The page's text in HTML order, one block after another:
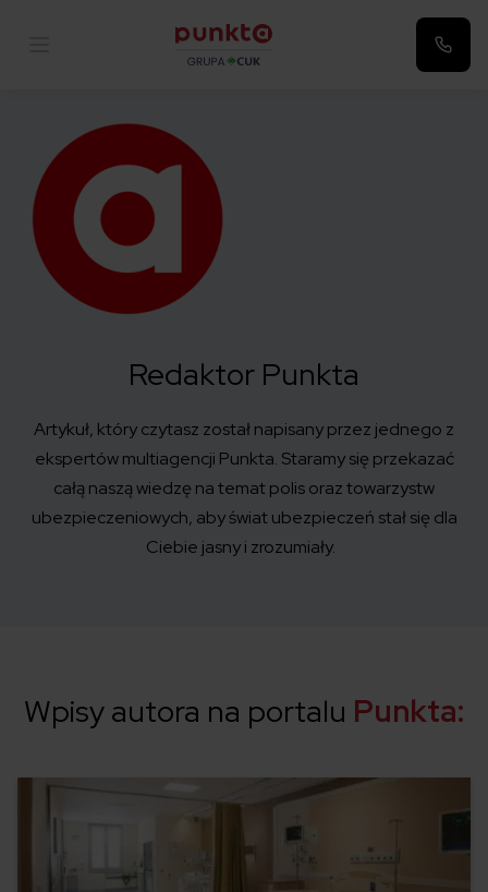
Redaktor Punkta
Artykuł, który czytasz zostałnapisanyprzez jednego z
ekspertów multiagencji Punkta. Staramy się przekazać
całą naszą wiedzę na temat polisoraz towarzystw
ubezpieczeniowych, aby świat ubezpieczeń stał się dla
Ciebie jasny i zrozumiały.
Wpisy autora na portalu Punkta: